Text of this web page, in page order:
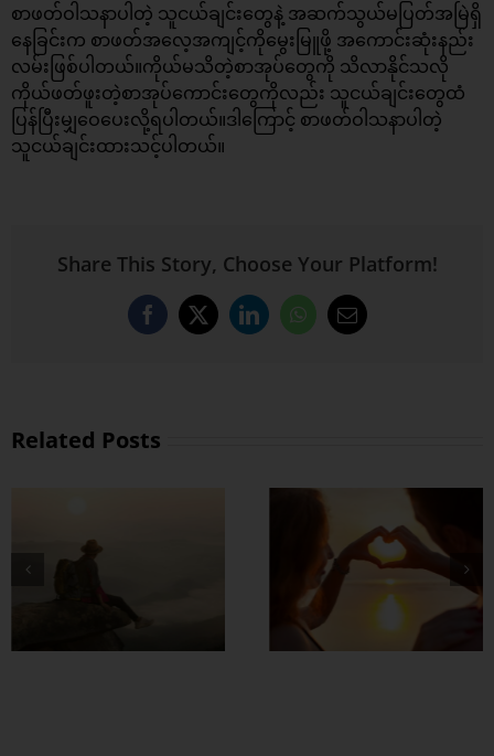
စာဖတ်ဝါသနာပါတဲ့ သူငယ်ချင်းတွေနဲ့ အဆက်သွယ်မပြတ်အမြဲရှိ
နေခြင်းက စာဖတ်အလေ့အကျင့်ကိုမွေးမြူဖို့ အကောင်းဆုံးနည်း
လမ်းဖြစ်ပါတယ်။ကိုယ်မသိတဲ့စာအုပ်တွေကို သိလာနိုင်သလို
ကိုယ်ဖတ်ဖူးတဲ့စာအုပ်ကောင်းတွေကိုလည်း သူငယ်ချင်းတွေထံ
ပြန်ပြီးမျှဝေပေးလို့ရပါတယ်။ဒါကြောင့် စာဖတ်ဝါသနာပါတဲ့
သူငယ်ချင်းထားသင့်ပါတယ်။
Share This Story, Choose Your Platform!
Facebook
X LinkedInWhatsApp
Email
Related Posts
အချစ်တွေ ပိုတိုးလာ